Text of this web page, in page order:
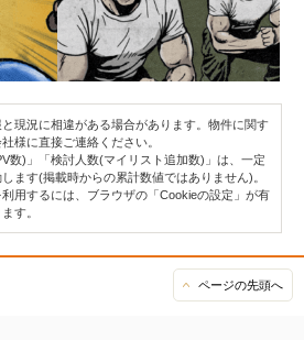
現況に相違がある場合があります。物件に関す
様に直接ご連絡ください。
数)」「検討人数(マイリスト追加数)」は、一定
ます(掲載時からの累計数値ではありません)。
用するには、ブラウザの「Cookieの設定」が有
す。
ページの先頭へ